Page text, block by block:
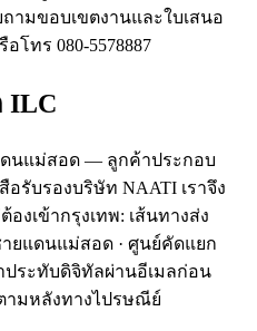
ามขอบเขตงานและใบเสนอ
โทร 080-5578887
ILC
นแม่สอด — ลูกค้าประกอบ
รับรองบริษัท NAATI เราจึง
งเข้ากรุงเทพ: เส้นทางส่ง
ายแดนแม่สอด · ศูนย์คัดแยก
ประทับดิจิทัลผ่านอีเมลก่อน
ามหลังทางไปรษณีย์